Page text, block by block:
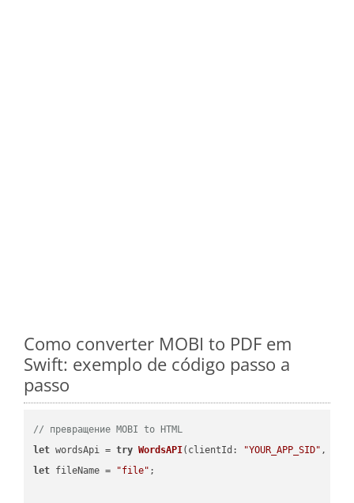
Como converter MOBI to PDF em
Swift: exemplo de código passo a
passo
// превращение MOBI to HTML
let wordsApi = try WordsAPI( clientId: "YOUR_APP_SID" ,
let fileName = "file" ;